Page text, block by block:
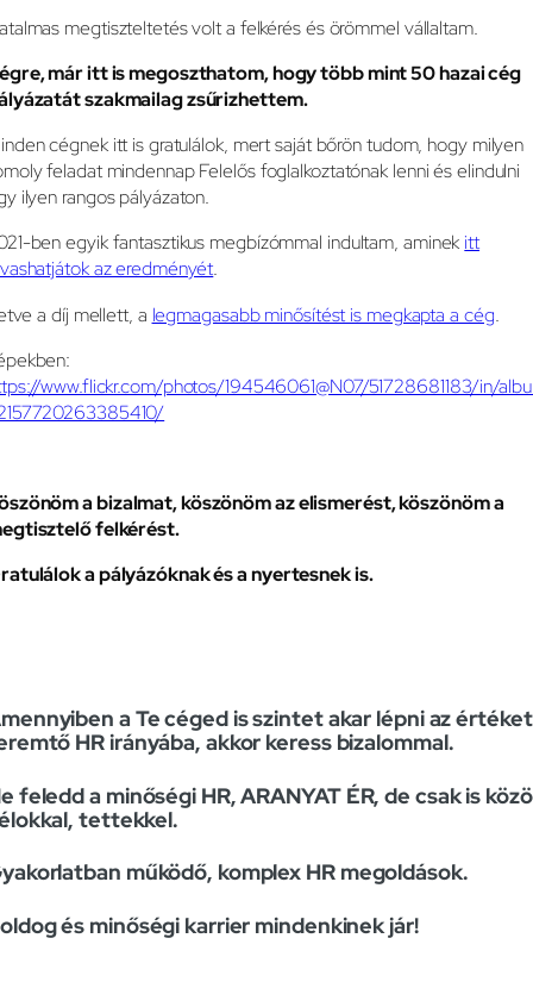
megtiszteltetés volt a felkérés és örömmel vállaltam.
már itt is megoszthatom, hogy több mint 50 hazai cég
szakmailag zsűrizhettem.
cégnek itt is gratulálok, mert saját bőrön tudom, hogy milyen
feladat mindennap Felelős foglalkoztatónak lenni és elindulni
ilyen rangos pályázaton.
ben egyik fantasztikus megbízómmal indultam, aminek itt
az eredményét.
a díj mellett, a legmagasabb minősítést is megkapta a cég.
www.flickr.com/photos/194546061@N07/51728681183/in/
a bizalmat, köszönöm az elismerést, köszönöm a
felkérést.
a pályázóknak és a nyertesnek is.
a Te céged is szintet akar lépni az értéket
HR irányába, akkor keress bizalommal.
feledd a minőségi HR, ARANYAT ÉR, de csak is
tettekkel.
működő, komplex HR megoldások.
és minőségi karrier mindenkinek jár!